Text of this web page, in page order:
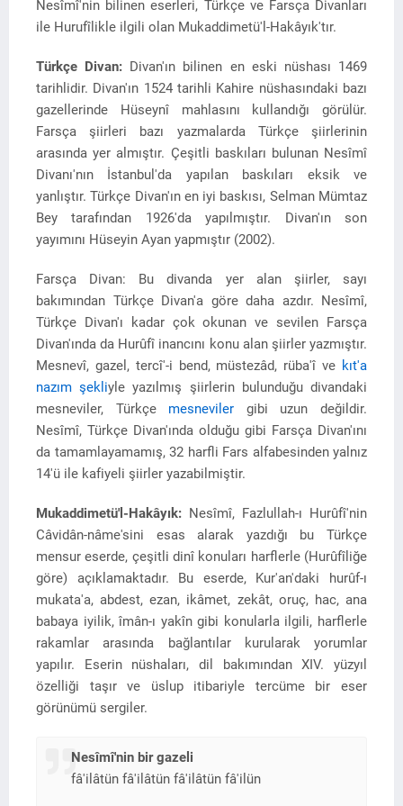
Nesîmî'nin bilinen eserleri, Türkçe ve Farsça Divanları
ile Hurufîlikle ilgili olan Mukaddimetü'l-Hakâyık'tır.
Türkçe Divan: Divan'ın bilinen en eski nüshası 1469
tarihlidir. Divan'ın 1524 tarihli Kahire nüshasındaki bazı
gazellerinde Hüseynî mahlasını kullandığı görülür.
Farsça şiirleri bazı yazmalarda Türkçe şiirlerinin
arasında yer almıştır. Çeşitli baskıları bulunan Nesîmî
Divanı'nın İstanbul'da yapılan baskıları eksik ve
yanlıştır. Türkçe Divan'ın en iyi baskısı, Selman Mümtaz
Bey tarafından 1926'da yapılmıştır. Divan'ın son
yayımını Hüseyin Ayan yapmıştır (2002).
Farsça Divan: Bu divanda yer alan şiirler, sayı
bakımından Türkçe Divan'a göre daha azdır. Nesîmî,
Türkçe Divan'ı kadar çok okunan ve sevilen Farsça
Divan'ında da Hurûfî inancını konu alan şiirler yazmıştır.
Mesnevî, gazel, tercî'-i bend, müstezâd, rüba'î ve kıt'a
nazım şekliyle yazılmış şiirlerin bulunduğu divandaki
mesneviler, Türkçe mesneviler gibi uzun değildir.
Nesîmî, Türkçe Divan'ında olduğu gibi Farsça Divan'ını
da tamamlayamamış, 32 harfli Fars alfabesinden yalnız
14'ü ile kafiyeli şiirler yazabilmiştir.
Mukaddimetü'l-Hakâyık: Nesîmî, Fazlullah-ı Hurûfî'nin
Câvidân-nâme'sini esas alarak yazdığı bu Türkçe
mensur eserde, çeşitli dinî konuları harflerle (Hurûfîliğe
göre) açıklamaktadır. Bu eserde, Kur'an'daki hurûf-ı
mukata'a, abdest, ezan, ikâmet, zekât, oruç, hac, ana
babaya iyilik, îmân-ı yakîn gibi konularla ilgili, harflerle
rakamlar arasında bağlantılar kurularak yorumlar
yapılır. Eserin nüshaları, dil bakımından XIV. yüzyıl
özelliği taşır ve üslup itibariyle tercüme bir eser
görünümü sergiler.
Nesîmî'nin bir gazeli
fâ'ilâtün fâ'ilâtün fâ'ilâtün fâ'ilün